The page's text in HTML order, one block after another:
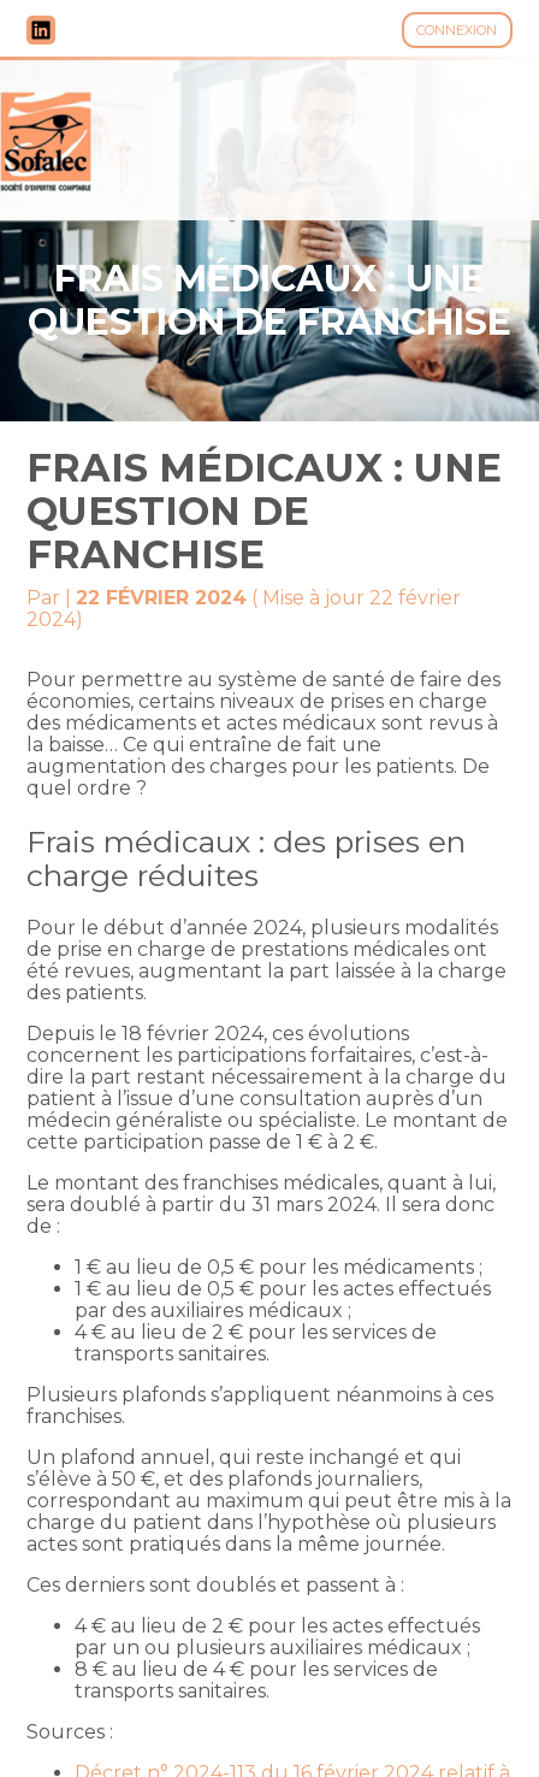
CONNEXION
Aller
au
contenu
FRAIS MÉDICAUX : UNE
QUESTION DE FRANCHISE
FRAIS MÉDICAUX : UNE
QUESTION DE
FRANCHISE
Par 22 FÉVRIER 2024 ( Mise à jour 22 février
2024)
Pour permettre au système de santé de faire des
économies, certains niveaux de prises en charge
des médicaments et actes médicaux sont revus à
la baisse… Ce qui entraîne de fait une
augmentation des charges pour les patients. De
quel ordre ?
Frais médicaux : des prises en
charge réduites
Pour le début d’année 2024, plusieurs modalités
de prise en charge de prestations médicales ont
été revues, augmentant la part laissée à la charge
des patients.
Depuis le 18 février 2024, ces évolutions
concernent les participations forfaitaires, c’est-à-
dire la part restant nécessairement à la charge du
patient à l’issue d’une consultation auprès d’un
médecin généraliste ou spécialiste. Le montant de
cette participation passe de 1 € à 2 €.
Le montant des franchises médicales, quant à lui,
sera doublé à partir du 31 mars 2024. Il sera donc
de :
1 € au lieu de 0,5 € pour les médicaments ;
1 € au lieu de 0,5 € pour les actes effectués
par des auxiliaires médicaux ;
4 € au lieu de 2 € pour les services de
transports sanitaires.
Plusieurs plafonds s’appliquent néanmoins à ces
franchises.
Un plafond annuel, qui reste inchangé et qui
s’élève à 50 €, et des plafonds journaliers,
correspondant au maximum qui peut être mis à la
charge du patient dans l’hypothèse où plusieurs
actes sont pratiqués dans la même journée.
Ces derniers sont doublés et passent à :
4 € au lieu de 2 € pour les actes effectués
par un ou plusieurs auxiliaires médicaux ;
8 € au lieu de 4 € pour les services de
transports sanitaires.
Sources :
Décret n° 2024-113 du 16 février 2024 relatif à